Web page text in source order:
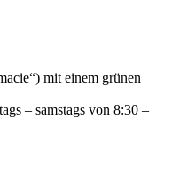
mit einem grünen
– samstags von 8:30 –